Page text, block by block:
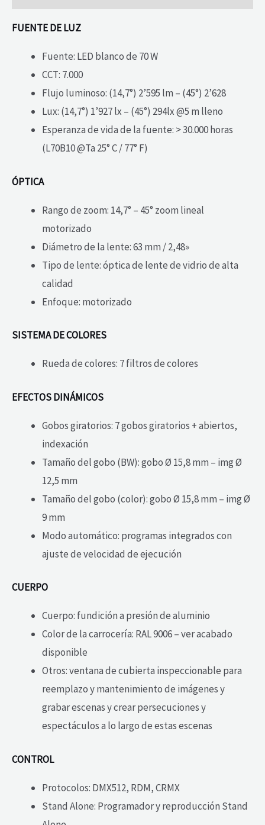
FUENTE DE LUZ
Fuente: LED blanco de 70 W
CCT: 7.000
Flujo luminoso: (14,7°) 2’595 lm – (45°) 2’628
Lux: (14,7°) 1’927 lx – (45°) 294lx @5 m lleno
Esperanza de vida de la fuente: > 30.000 horas
(L70B10 @Ta 25° C / 77° F)
ÓPTICA
Rango de zoom: 14,7° – 45° zoom lineal
motorizado
Diámetro de la lente: 63 mm / 2,48»
Tipo de lente: óptica de lente de vidrio de alta
calidad
Enfoque: motorizado
SISTEMA DE COLORES
Rueda de colores: 7 filtros de colores
EFECTOS DINÁMICOS
Gobos giratorios: 7 gobos giratorios + abiertos,
indexación
Tamaño del gobo (BW): gobo Ø 15,8 mm – img Ø
12,5 mm
Tamaño del gobo (color): gobo Ø 15,8 mm – img Ø
9 mm
Modo automático: programas integrados con
ajuste de velocidad de ejecución
CUERPO
Cuerpo: fundición a presión de aluminio
Color de la carrocería: RAL 9006 – ver acabado
disponible
Otros: ventana de cubierta inspeccionable para
reemplazo y mantenimiento de imágenes y
grabar escenas y crear persecuciones y
espectáculos a lo largo de estas escenas
CONTROL
Protocolos: DMX512, RDM, CRMX
Stand Alone: Programador y reproducción Stand